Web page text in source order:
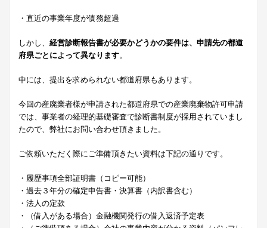
・直近の事業年度が債務超過
しかし、 経営診断報告書が必要かどうかの要件は、申請先の都道
府県ごとによって異なります。
中には、提出を求められない都道府県もあります。
今回の産廃業者様が申請された都道府県での産業廃棄物許可申請
では、事業者の経理的基礎審査で診断書制度が採用されていまし
たので、弊社にお問い合わせ頂きました。
ご依頼いただく際にご準備頂きたい資料は下記の通りです。
・履歴事項全部証明書（コピー可能）
・過去３年分の確定申告書・決算書（内訳書含む）
・法人の定款
・（借入がある場合）金融機関発行の借入返済予定表